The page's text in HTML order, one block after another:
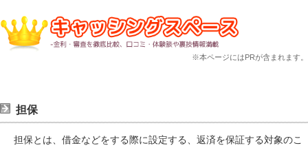
※本ページにはPRが含まれます。
担保
担保とは、借金などをする際に設定する、返済を保証する対象のこ